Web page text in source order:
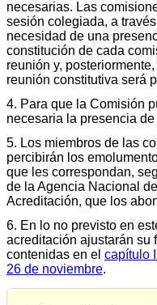
necesarias. Las
sesión colegiada, a
necesidad de una
constitución de cada
reunión y,
reunión constitutiva será
4. Para que la Comisión
necesaria la presencia
5. Los miembros de las
percibirán los
que les correspondan,
de la Agencia Nacional
Acreditación, que los
6. En lo no previsto en
acreditación ajustarán su
contenidas en el capítulo
26 de noviembre.